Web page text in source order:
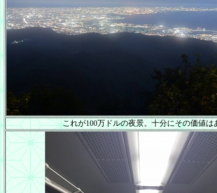
これが100万ドルの夜景。十分にその価値は